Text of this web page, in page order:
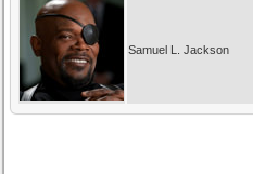
Samuel L. Jackson